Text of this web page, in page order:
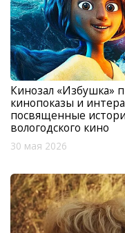
Кинозал «Избушка»
кинопоказы и
посвященные
вологодского кино
30 мая 2026